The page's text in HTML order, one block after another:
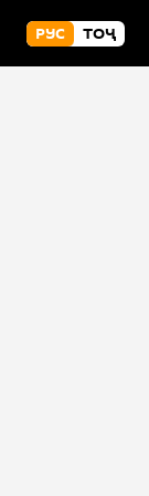
РУС ТОҶ